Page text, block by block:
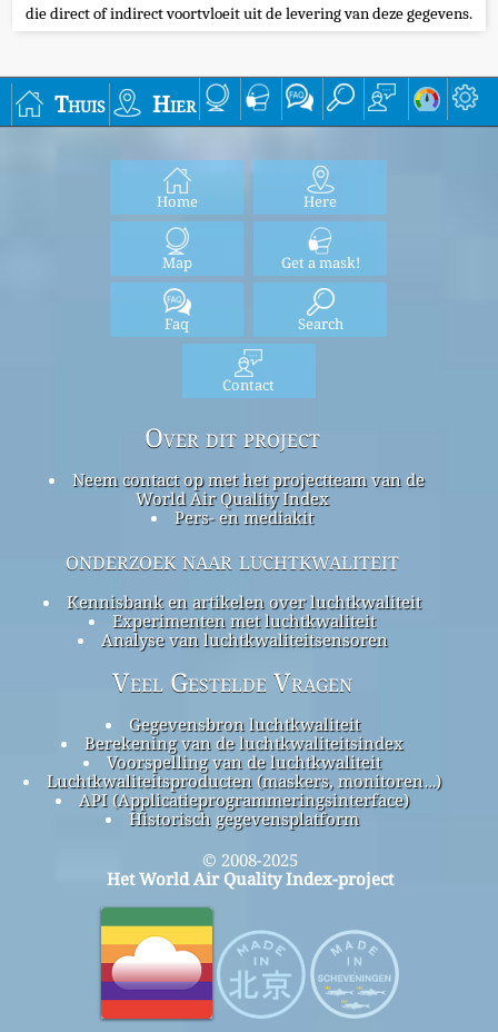
die direct of indirect voortvloeit uit de levering van deze gegevens.
Thuis Hier
Home Here
Map Get a mask!
Faq Search
Contact
Over dit project
Neem contact op met het projectteam van de
World Air Quality Index
Pers- en mediakit
onderzoek naar luchtkwaliteit
Kennisbank en artikelen over luchtkwaliteit
Experimenten met luchtkwaliteit
Analyse van luchtkwaliteitsensoren
Veel Gestelde Vragen
Gegevensbron luchtkwaliteit
Berekening van de luchtkwaliteitsindex
Voorspelling van de luchtkwaliteit
Luchtkwaliteitsproducten (maskers, monitoren…)
API (Applicatieprogrammeringsinterface)
Historisch gegevensplatform
© 2008-2025
Het World Air Quality Index-project